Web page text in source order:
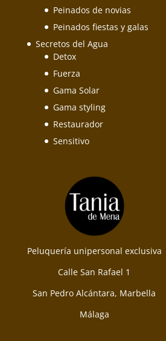
Peinados de novias
Peinados fiestas y galas
Secretos del Agua
Detox
Fuerza
Gama Solar
Gama styling
Restaurador
Sensitivo
Peluquería unipersonal exclusiva
Calle San Rafael 1
San Pedro Alcántara, Marbella
Málaga